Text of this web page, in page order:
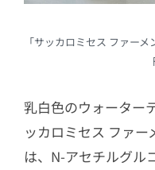
「サッカロミセス ファー
乳白色のウォーター
ッカロミセス ファー
は、N-アセチルグル